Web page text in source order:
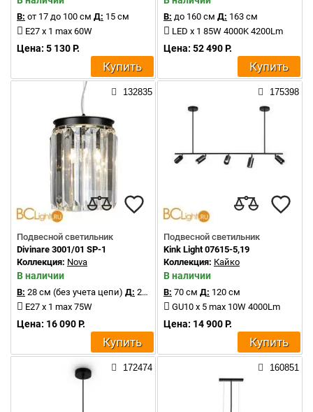
В: от 17 до 100 см Д: 15 см
E27 x 1 max 60W
Цена: 5 130 Р.
Купить
В: до 160 см Д: 163 см
LED x 1 85W 4000K 4200Lm
Цена: 52 490 Р.
Купить
132835
Подвесной светильник
Divinare 3001/01 SP-1
Коллекция: Nova
В наличии
В: 28 см (без учета цепи) Д: 20 см
E27 x 1 max 75W
Цена: 16 090 Р.
Купить
175398
Подвесной светильник
Kink Light 07615-5,19
Коллекция: Кайко
В наличии
В: 70 см Д: 120 см
GU10 x 5 max 10W 4000Lm
Цена: 14 900 Р.
Купить
172474 160851